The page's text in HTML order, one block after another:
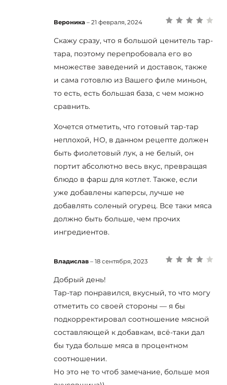
из 5
Вероника – 21 февраля, 2024
Скажу сразу, что я большой ценитель тар-
тара, поэтому перепробовала его во
множестве заведений и доставок, также
и сама готовлю из Вашего филе миньон,
то есть, есть большая база, с чем можно
сравнить.
Хочется отметить, что готовый тар-тар
неплохой, НО, в данном рецепте должен
быть фиолетовый лук, а не белый, он
портит абсолютно весь вкус, превращая
блюдо в фарш для котлет. Также, если
уже добавлены каперсы, лучше не
добавлять соленый огурец. Все таки мяса
должно быть больше, чем прочих
ингредиентов.
Владислав – 18 сентября, 2023
Добрый день!
Тар-тар понравился, вкусный, то что могу
отметить со своей стороны — я бы
подкорректировал соотношение мясной
составляющей к добавкам, всё-таки дал
бы туда больше мяса в процентном
соотношении.
Но это не то чтоб замечание, больше моя